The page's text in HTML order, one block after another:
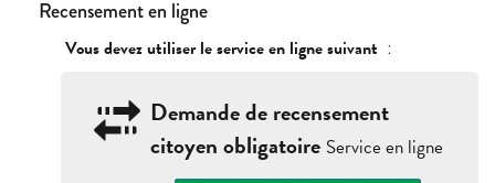
Recensement en ligne
Vous devez utiliser le service en ligne suivant :
Demande de recensement
citoyen obligatoire Service en ligne